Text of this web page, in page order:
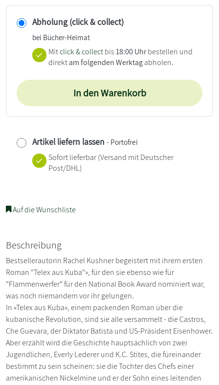
Abholung (click & collect)
bei Bücher-Heimat
Mitclick & collect bis18:00 Uhrbestellen und
direktam folgenden Werktagabholen.
In den Warenkorb
Artikel liefern lassen - Portofrei
Sofort lieferbar(Versand mit Deutscher
Post/DHL)
Auf die Wunschliste
Beschreibung
Bestsellerautorin Rachel Kushner begeistert mit ihrem ersten
Roman "Telex aus Kuba"», für den sie ebenso wie für
"Flammenwerfer" für den National Book Award nominiert war,
was noch niemandem vor ihr gelungen.
In «Telex aus Kuba», einem packenden Roman über die
kubanische Revolution, sind sie alle versammelt - die Castros,
Che Guevara, der Diktator Batista und US-Präsident Eisenhower.
Aber erzählt wird die Geschichte hauptsächlich von zwei
Jugendlichen, Everly Lederer und K.C. Stites, die füreinander
bestimmt zu sein scheinen: sie die Tochter des Chefs einer
amerikanischen Nickelmine und er der Sohn eines leitenden